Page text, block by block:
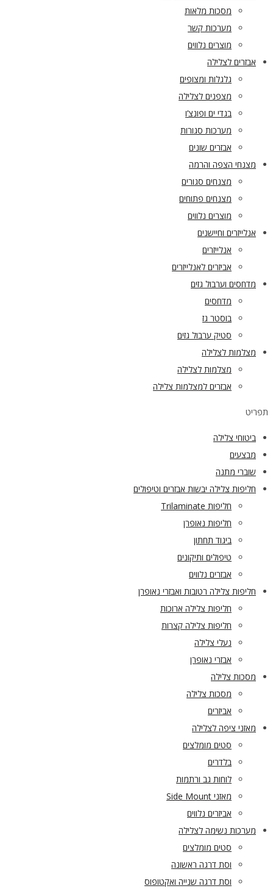
מסכות מלאות
מערכות קשר
מוצרים נלווים
אבזרים לצלילה
גלגלות ומצופים
מצפנים לצלילה
בגדי ים ופונצ’ו
מערכות סגורות
אבזרים שונים
מצנחי הצפה והרמה
מצנחים סגורים
מצנחים פתוחים
מוצרים נלווים
אנלייזרים וחיישנים
אנלייזרים
אביזרים לאנלייזרים
מדחסים וערבול גזים
מדחסים
בוסטר גז
סטיק ערבול גזים
מצלמות לצלילה
מצלמות לצלילה
אבזרים למצלמות צלילה
תפריט
ביטוחי צלילה
מבצעים
שוברי מתנה
חליפות צלילה יבשות אבזרים וטיפולים
חליפות Trilaminate
חליפות נאופרן
ביגוד תחתון
טיפולים ותיקונים
אבזרים נלווים
חליפות צלילה רטובות ואבזרי נאופרן
חליפות צלילה ארוכות
חליפות צלילה קצרות
נעלי צלילה
אבזרי נאופרן
מסכות צלילה
מסכות צלילה
אביזרים
מאזני ציפה לצלילה
סטים מומלצים
בלדרים
לוחות גב ורתמות
מאזני Side Mount
אביזרים נלווים
מערכות נשימה לצלילה
סטים מומלצים
וסת דרגה ראשונה
וסת דרגה שנייה ואקטופוס